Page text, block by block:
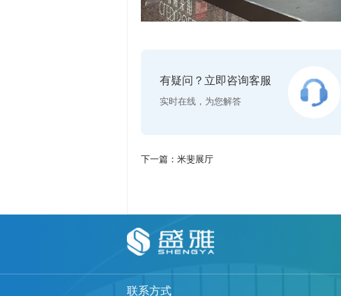
有疑问？立即咨询客服
实时在线，为您解答
下一篇：米斐展厅
联系方式